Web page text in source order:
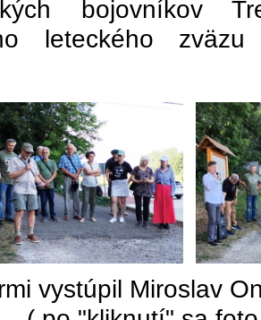
bojovníkov
leteckého
vystúpil Miroslav